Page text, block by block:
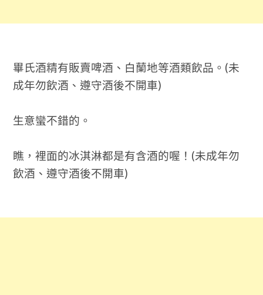
畢氏酒精有販賣啤酒、白蘭地等酒類飲品。(未
成年勿飲酒、遵守酒後不開車)
生意蠻不錯的。
瞧，裡面的冰淇淋都是有含酒的喔！(未成年勿
飲酒、遵守酒後不開車)